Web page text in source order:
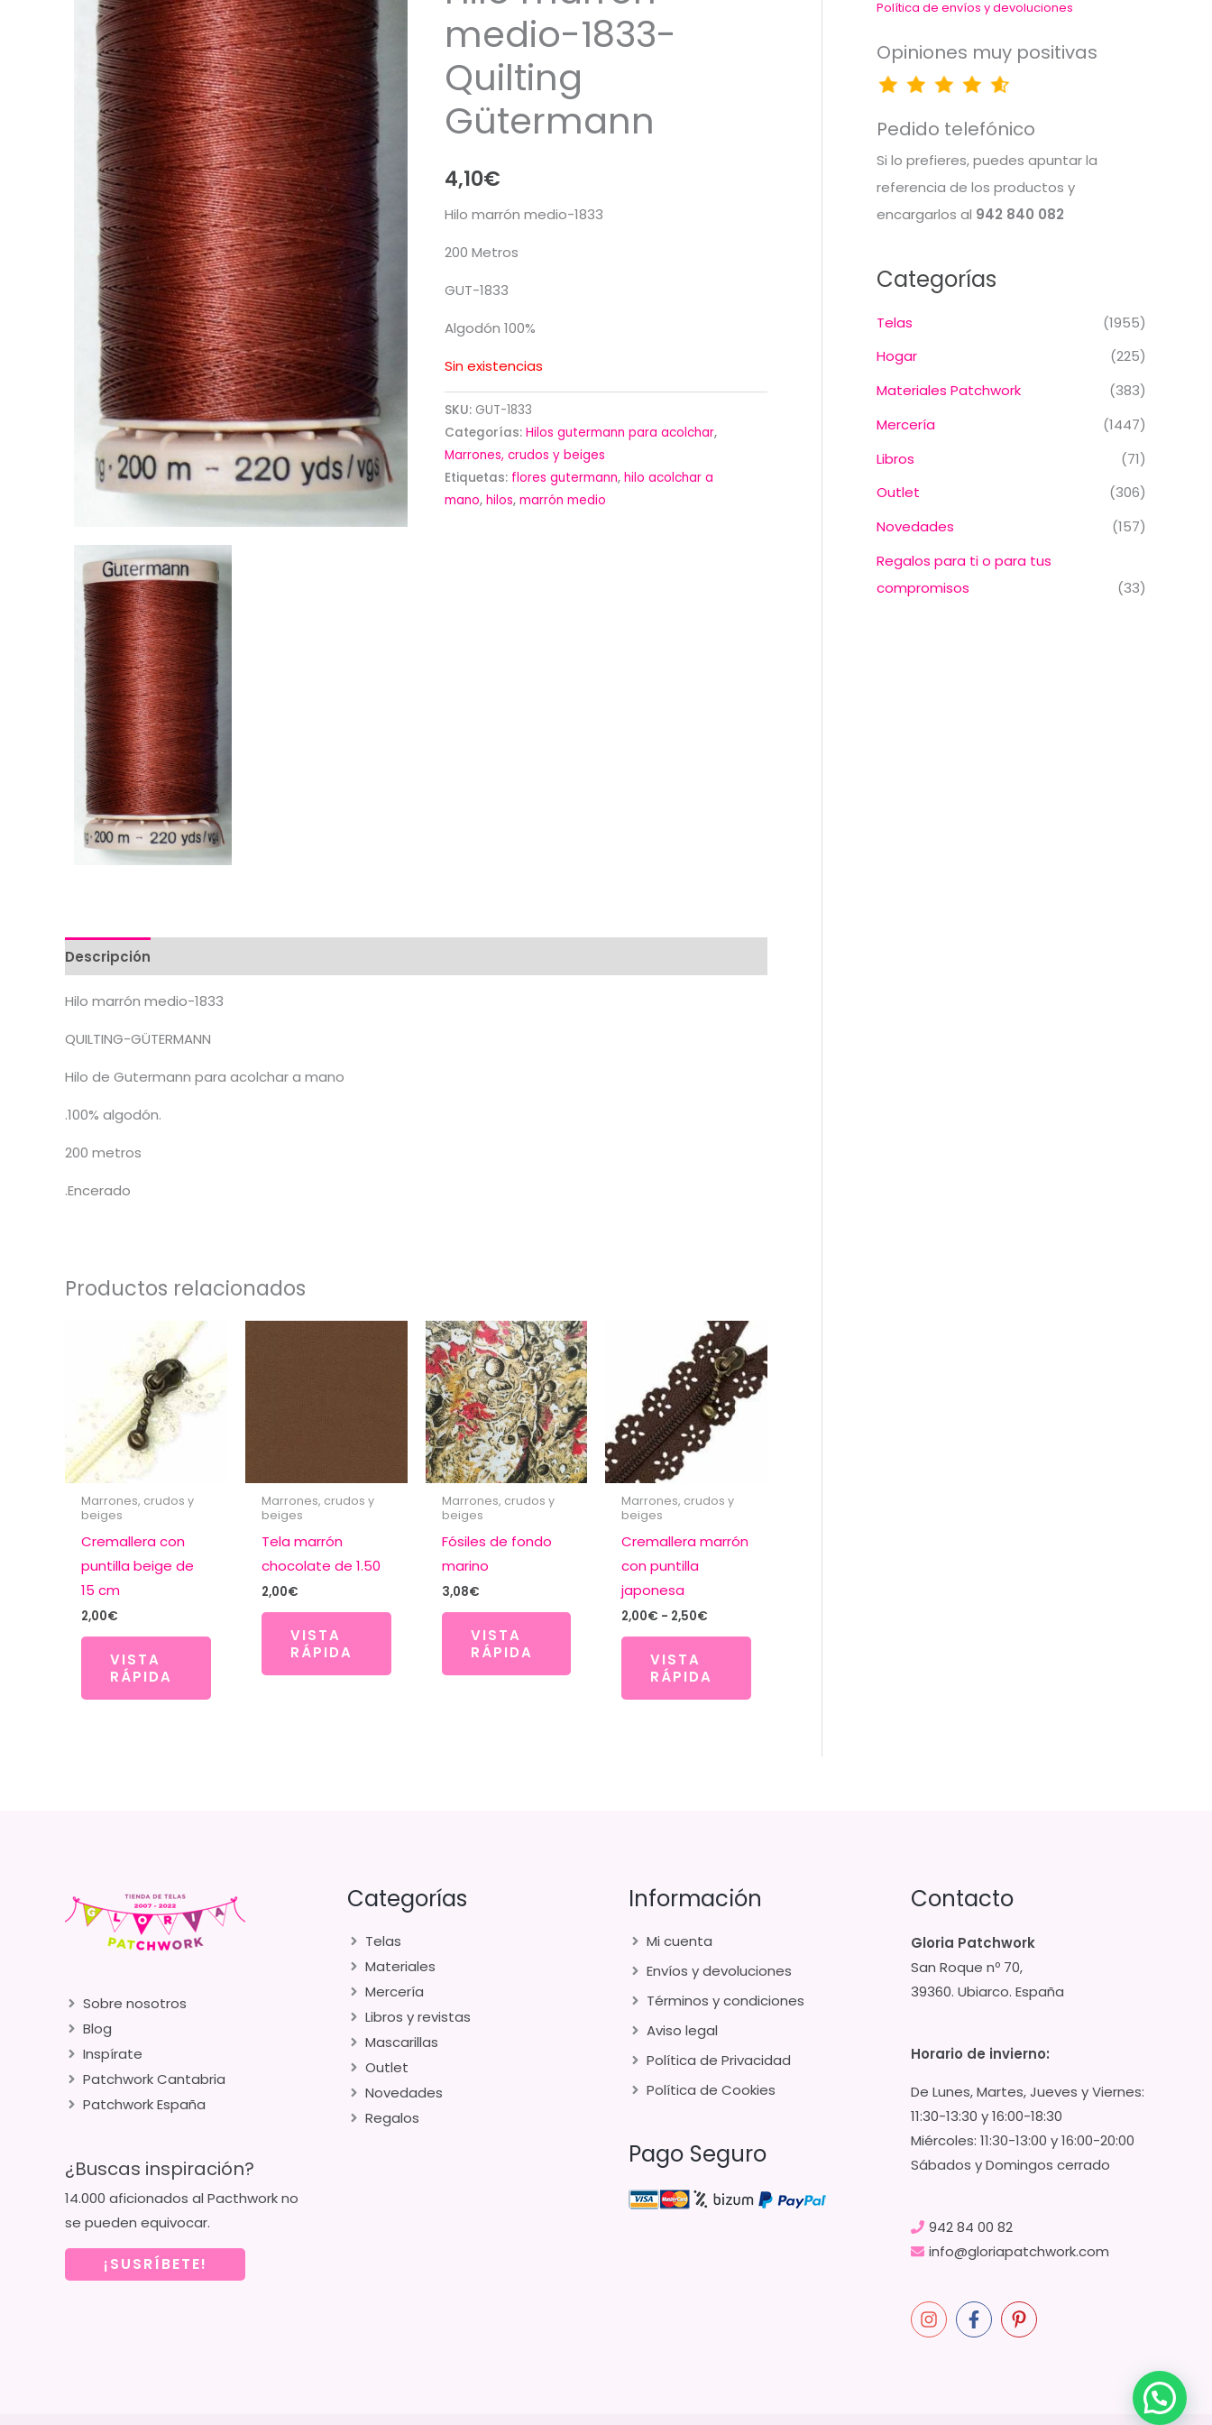
medio-1833-
Quilting
Gütermann
4,10€
Hilo marrón medio-1833
200 Metros
GUT-1833
Algodón 100%
Sin existencias
SKU: GUT-1833
Categorías: Hilos gutermann para acolchar,
Marrones, crudos y beiges
Etiquetas: flores gutermann, hilo acolchar a
mano, hilos, marrón medio
Descripción
Hilo marrón medio-1833
QUILTING-GÜTERMANN
Hilo de Gutermann para acolchar a mano
.100% algodón.
200 metros
.Encerado
Productos relacionados
Marrones, crudos y
beiges
Cremallera con
puntilla beige de
15 cm
2,00€
VISTA
RÁPIDA
Marrones, crudos y
beiges
Tela marrón
chocolate de 1.50
2,00€
VISTA
RÁPIDA
Marrones, crudos y
beiges
Fósiles de fondo
marino
3,08€
VISTA
RÁPIDA
Marrones, crudos y
beiges
Cremallera marrón
con puntilla
japonesa
2,00€ - 2,50€
precios:
2,00€
VISTA
RÁPIDA
Política de envíos y devoluciones
Opiniones muy positivas
Pedido telefónico
Si lo prefieres, puedes apuntar la
referencia de los productos y
encargarlos al 942 840 082
Categorías
Telas
(1955)
Hogar
(225)
Materiales Patchwork
(383)
Mercería
(1447)
Libros
(71)
Outlet
(306)
Novedades
(157)
Regalos para ti o para tus
compromisos
(33)
Sobre nosotros
Blog
Inspírate
Patchwork Cantabria
Patchwork España
¿Buscas inspiración?
14.000 aficionados al Pacthwork no
se pueden equivocar.
¡SUSRÍBETE!
Categorías
Telas
Materiales
Mercería
Libros y revistas
Mascarillas
Outlet
Novedades
Regalos
Información
Mi cuenta
Envíos y devoluciones
Términos y condiciones
Aviso legal
Política de Privacidad
Política de Cookies
Pago Seguro
Contacto
Gloria Patchwork
San Roque nº 70,
39360. Ubiarco. España
Horario de invierno:
De Lunes, Martes, Jueves y Viernes:
11:30-13:30 y 16:00-18:30
Miércoles: 11:30-13:00 y 16:00-20:00
Sábados y Domingos cerrado
942 84 00 82
info@gloriapatchwork.com